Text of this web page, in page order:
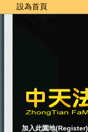
設為首頁
加入此園地(Register)